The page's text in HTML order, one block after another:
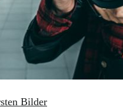
Bilder